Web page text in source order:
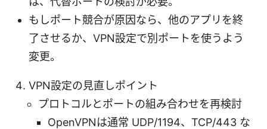
もしポート競合が原因なら、他のアプリを終
了させるか、VPN設定で別ポートを使うよう
変更。
VPN設定の見直しポイント
プロトコルとポートの組み合わせを再検討
OpenVPNは通常 UDP/1194、TCP/443 な